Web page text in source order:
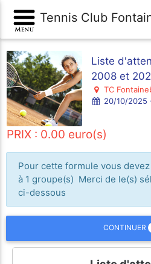
Tennis Club
Liste
2008 et
TC
20/10/2025
PRIX : 0.00 euro(s)
Pour cette formule vous
à 1 groupe(s) Merci de le(s)
ci-dessous
CONTINUER